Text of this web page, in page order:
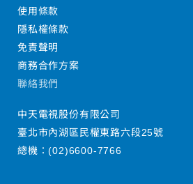
使用條款
隱私權條款
免責聲明
商務合作方案
聯絡我們
中天電視股份有限公司
臺北市內湖區民權東路六段25號
總機：(02)6600-7766